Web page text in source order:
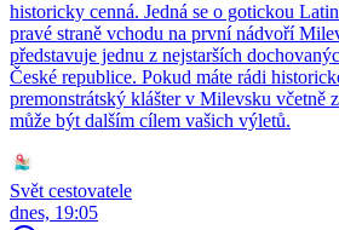
historicky cenná. Jedná se o gotickou
pravé straně vchodu na první nádvoří
představuje jednu z nejstarších
České republice. Pokud máte rádi
premonstrátský klášter v Milevsku včetně
může být dalším cílem vašich výletů.
Svět cestovatele
dnes, 19:05